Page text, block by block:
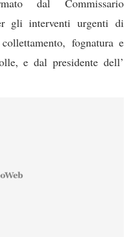
dal Commissario
gli interventi urgenti di
fognatura e
e dal presidente dell’